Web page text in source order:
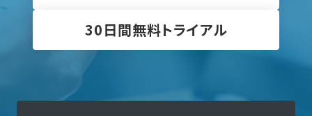
30日間無料トライアル